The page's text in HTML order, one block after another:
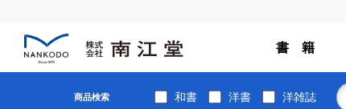
書 籍
商品検索 和書 洋書 洋雑誌